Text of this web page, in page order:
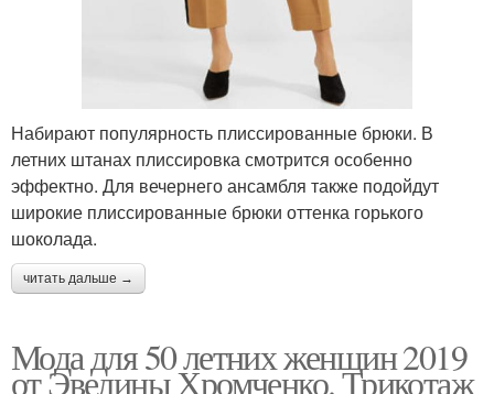
Набирают популярность плиссированные брюки. В
летних штанах плиссировка смотрится особенно
эффектно. Для вечернего ансамбля также подойдут
широкие плиссированные брюки оттенка горького
шоколада.
читать дальше →
Мода для 50 летних женщин 2019
от Эвелины Хромченко. Трикотаж